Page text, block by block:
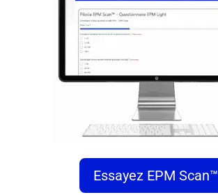
Essayez EPM Scan™